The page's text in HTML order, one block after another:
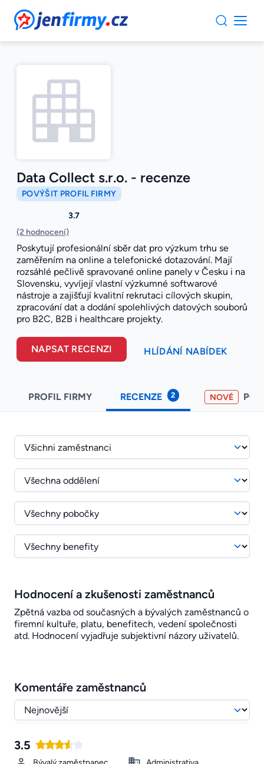
JenFirmy.cz
Data Collect s.r.o. - recenze
POVÝŠIT PROFIL FIRMY
3.7
(2 hodnocení)
Poskytují profesionální sběr dat pro výzkum trhu se
zaměřením na online a telefonické dotazování. Mají
rozsáhlé pečlivě spravované online panely v Česku i na
Slovensku, vyvíjejí vlastní výzkumné softwarové
nástroje a zajišťují kvalitní rekrutaci cílových skupin,
zpracování dat a dodání spolehlivých datových souborů
pro B2C, B2B i healthcare projekty.
NAPSAT RECENZI HLÍDÁNÍ NABÍDEK
PROFIL FIRMY RECENZE 2 NOVÉ
Hodnocení a zkušenosti zaměstnanců
Zpětná vazba od současných a bývalých zaměstnanců o
firemní kultuře, platu, benefitech, vedení společnosti
atd. Hodnocení vyjadřuje subjektivní názory uživatelů.
Komentáře zaměstnanců
3.5